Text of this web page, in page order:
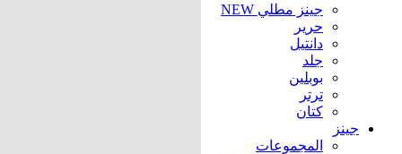
جينز مطلي NEW
حرير
دانتيل
جلد
بوبلين
ترتر
كتان
جينز
المجموعات